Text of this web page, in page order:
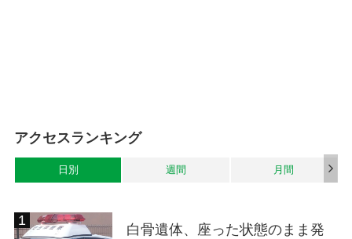
アクセスランキング
日別 週間 月間
白骨遺体、座った状態のまま発